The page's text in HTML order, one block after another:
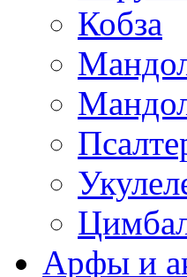
Кобза
Арфы и